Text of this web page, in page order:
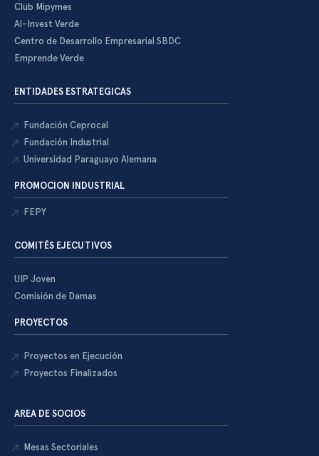
Club Mipymes
Al-Invest Verde
Centro de Desarrollo Empresarial SBDC
Emprende Verde
ENTIDADES ESTRATEGICAS
Fundación Ceprocal
Fundación Industrial
Universidad Paraguayo Alemana
PROMOCION INDUSTRIAL
FEPY
COMITÉS EJECUTIVOS
UIP Joven
Comisión de Damas
PROYECTOS
Proyectos en Ejecución
Proyectos Finalizados
AREA DE SOCIOS
Mesas Sectoriales